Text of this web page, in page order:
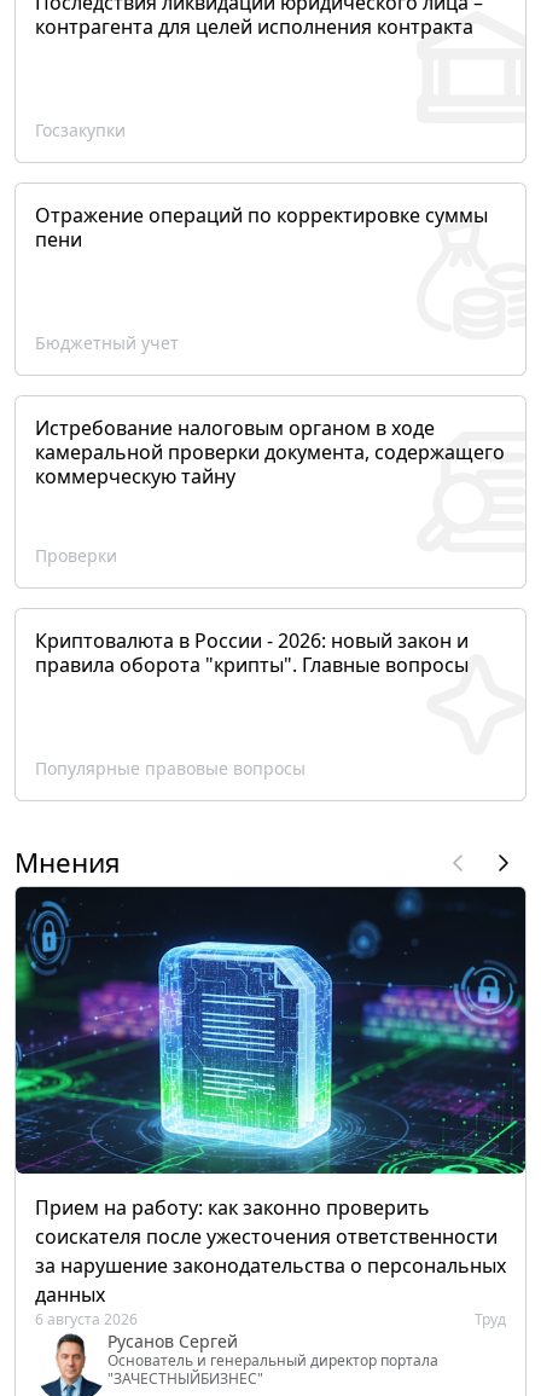
контрагента для целей исполнения контракта
Госзакупки
Отражение операций по корректировке суммы
пени
Бюджетный учет
Истребование налоговым органом в ходе
камеральной проверки документа, содержащего
коммерческую тайну
Проверки
Криптовалюта в России - 2026: новый закон и
правила оборота "крипты". Главные вопросы
Популярные правовые вопросы
Мнения
Прием на работу: как законно проверить
соискателя после ужесточения ответственности
за нарушение законодательства о персональных
данных
6 августа 2026 Труд
Русанов Сергей
Основатель и генеральный директор портала
"ЗАЧЕСТНЫЙБИЗНЕС"